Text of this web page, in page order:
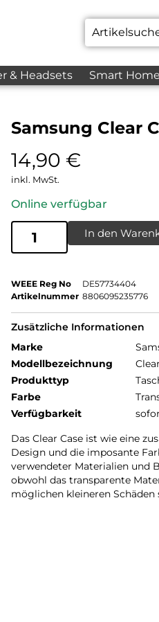
& Headsets Smart
Samsung Clear
14,90 €
inkl. MwSt.
Online verfügbar
In den
WEEE Reg No
DE57734404
Artikelnummer 8806095235776
Zusätzliche Informationen
Marke
Modellbezeichnung
Produkttyp
Farbe
Verfügbarkeit
Das Clear Case ist wie eine
Design und die imposante
verwendeter Materialien und
obwohl das transparente
möglichen kleineren Schäden